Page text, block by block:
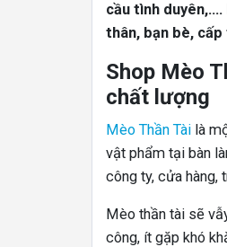
cầu tình
thân, bạn bè,
Shop Mèo
chất lượng
Mèo Thần Tài là
vật phẩm tại bàn
công ty, cửa hàng,
Mèo thần tài sẽ
công, ít gặp khó